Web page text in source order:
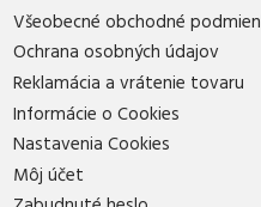
Všeobecné obchodné
Ochrana osobných údajov
Reklamácia a vrátenie tovaru
Informácie o Cookies
Nastavenia Cookies
Môj účet